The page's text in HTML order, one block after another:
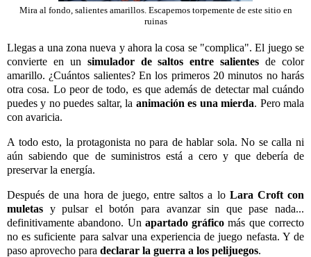
Mira al fondo, salientes amarillos. Escapemos torpemente de este sitio en
ruinas
Llegas a una zona nueva y ahora la cosa se "complica". El juego se
convierte en un simulador de saltos entre salientes de color
amarillo. ¿Cuántos salientes? En los primeros 20 minutos no harás
otra cosa. Lo peor de todo, es que además de detectar mal cuándo
puedes y no puedes saltar, la animación es una mierda. Pero mala
con avaricia.
A todo esto, la protagonista no para de hablar sola. No se calla ni
aún sabiendo que de suministros está a cero y que debería de
preservar la energía.
Después de una hora de juego, entre saltos a lo Lara Croft con
muletas y pulsar el botón para avanzar sin que pase nada...
definitivamente abandono. Un apartado gráfico más que correcto
no es suficiente para salvar una experiencia de juego nefasta. Y de
paso aprovecho para declarar la guerra a los pelijuegos.